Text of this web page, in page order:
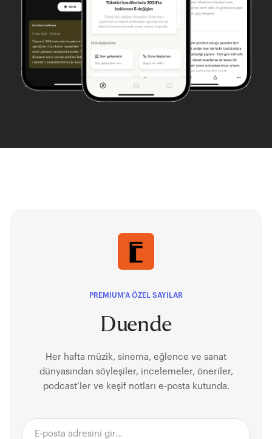
PREMIUM'A ÖZEL SAYILAR
Duende
Her hafta müzik, sinema, eğlence ve sanat
dünyasından söyleşiler, incelemeler, öneriler,
podcast’ler ve keşif notları e-posta kutunda.